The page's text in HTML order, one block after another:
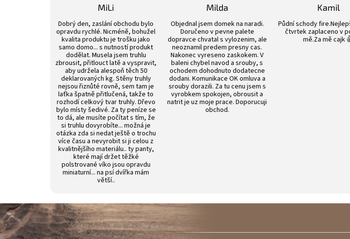
MiLi
Hodnocení obchodu je 3 z 5 hvězdiček.
Dobrý den, zaslání obchodu bylo
opravdu rychlé. Nicméně, bohužel
kvalita produktu je trošku jako
samo domo... s nutností produkt
dodělat. Musela jsem truhlu
zbrousit, přitlouct latě a vyspravit,
aby udržela alespoň těch 50
deklarovaných kg. Stěny truhly
nejsou řiznůté rovně, sem tam je
laťka špatně přitlučená, takže to
rozhodí celkový tvar truhly. Dřevo
bylo místy šedivé. Za ty peníze se
to dá, ale musíte počítat s tím, že
si truhlu dovyrobíte... možná je
otázka zda si nedat ještě o trochu
více času a nevyrobit si ji celou z
kvalitnějšího materiálu.. ty panty,
které mají držet těžké
polstrované víko jsou opravdu
miniaturní... na psí dvířka mám
větší..
Milda
Hodnocení obchodu je 5 z 5 hvězdiček.
Objednal jsem domek na naradi.
Doručeno v pevne palete
dopravce chvatal s vylozenim, ale
neoznamil predem presny cas.
Nakonec vyreseno zaskokem. V
baleni chybel navod a srouby, s
ochodem dohodnuto dodatecne
dodani. Komunikace OK omluva a
srouby dorazili. Za tu cenu jsem s
vyrobkem spokojen, obrousit a
natrit je uz moje prace. Doporucuji
obchod.
Kamil
Půdní schody
čtvrtek zaplaceno v
mě.Za mě cajk
Z
á
p